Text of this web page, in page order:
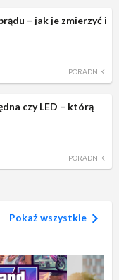
PORADNIK
– jak je zmierzyć i
PORADNIK
czy LED – którą
Pokaż wszystkie